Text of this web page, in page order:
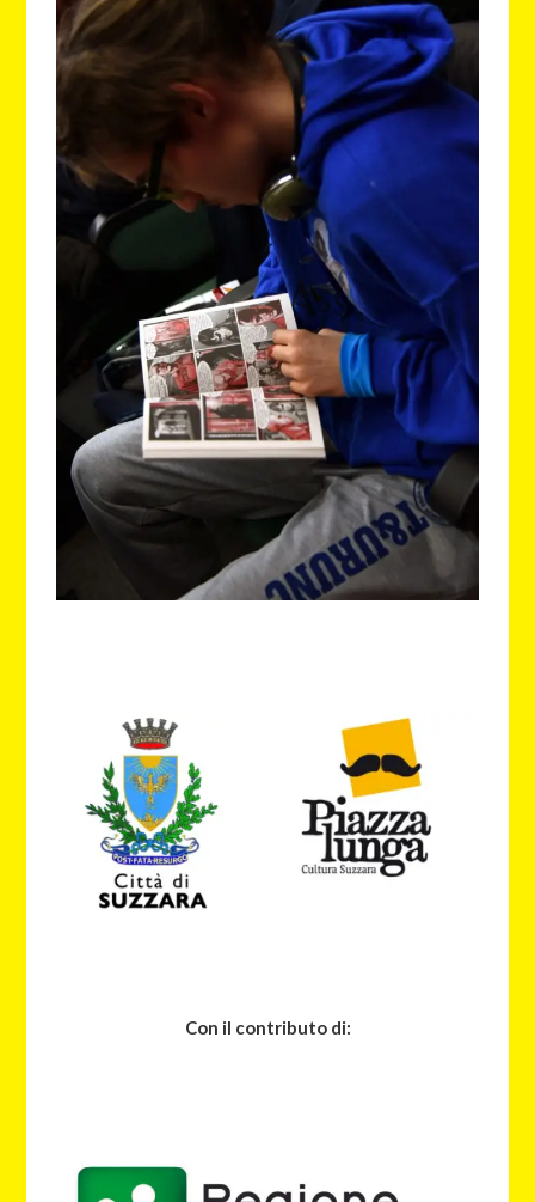
Con il contributo di: